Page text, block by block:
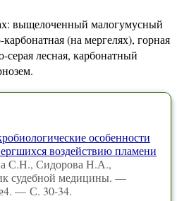
выщелоченный малогумусный
(на мергелях), горная
серая лесная, карбонатный
особенности
воздействию пламени
С.Н., Сидорова Н.А.,
судебной медицины. —
— С. 30-34.